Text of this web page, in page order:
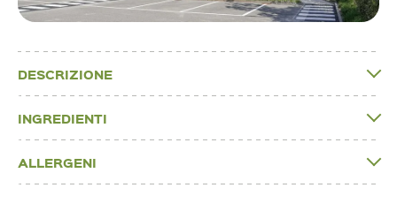
DESCRIZIONE
INGREDIENTI
ALLERGENI